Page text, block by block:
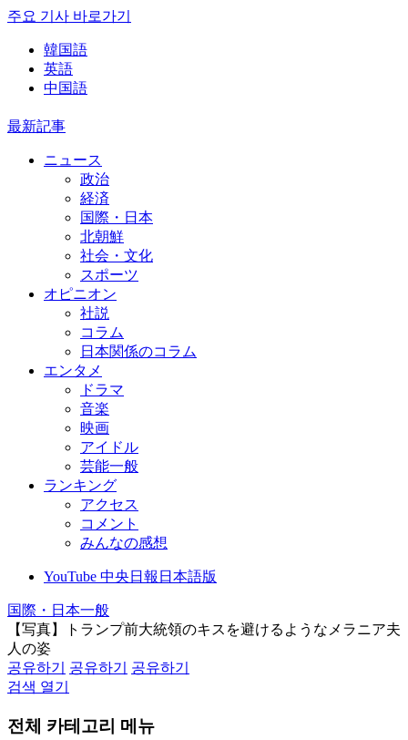
주요 기사 바로가기
韓国語
英語
中国語
最新記事
ニュース
政治
経済
国際・日本
北朝鮮
社会・文化
スポーツ
オピニオン
社説
コラム
日本関係のコラム
エンタメ
ドラマ
音楽
映画
アイドル
芸能一般
ランキング
アクセス
コメント
みんなの感想
YouTube 中央日報日本語版
国際・日本一般
【写真】トランプ前大統領のキスを避けるようなメラニア夫
人の姿
공유하기
공유하기
공유하기
검색 열기
전체 카테고리 메뉴